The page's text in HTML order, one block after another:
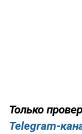
Только
Telegram-